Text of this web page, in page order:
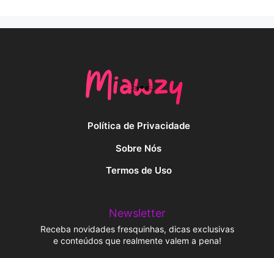
Política de Privacidade
Sobre Nós
Termos de Uso
Newsletter
Receba novidades fresquinhas, dicas exclusivas
e conteúdos que realmente valem a pena!